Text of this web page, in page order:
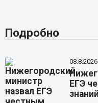
Подробно
ЕГЭ
знаний